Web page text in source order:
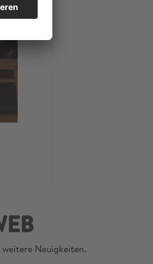
Neuigkeiten.